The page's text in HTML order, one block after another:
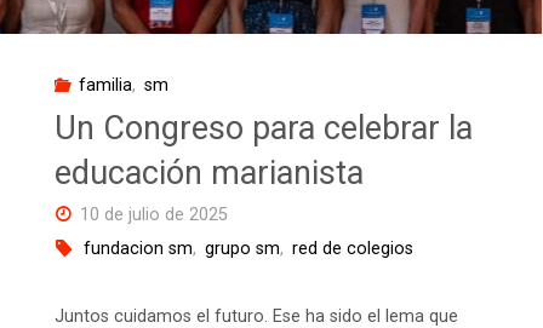
familia, sm
Un Congreso para celebrar la
educación marianista
10 de julio de 2025
fundacion sm, grupo sm, red de colegios
Juntos cuidamos el futuro. Ese ha sido el lema que